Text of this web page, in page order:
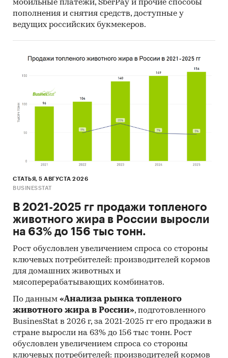
Потребительские цены по месяцам, 2021-
2025
месяцу, 2025
Максимальные, минимальные, средние
годах (max, min цена - среди цен по
Динамика средней цены по кварталам 2021-
общей инфляцией, 2021-2024
общей инфляцией за месяц. Данные за
актуальный месяц к предыдущему месяцу,
2021-2025
Инфляция на товар в ФО в сравнении с
общей инфляцией за год. Данные за
актуальный месяц к предыдущему году,
Цены на товар в регионах ФО. Указаны
регионы с максимальной и минимальной
ценой в актуальный период, а также
средняя цена, медианная цена.
мобильные платежи, SberPay и прочие способы
пополнения и снятия средств, доступные у
ведущих российских букмекеров.
СТАТЬЯ, 5 АВГУСТА 2026
BUSINESSTAT
В 2021-2025 гг продажи топленого
животного жира в России выросли
на 63% до 156 тыс тонн.
Рост обусловлен увеличением спроса со стороны
ключевых потребителей: производителей кормов
для домашних животных и
мясоперерабатывающих комбинатов.
По данным «Анализа рынка топленого
животного жира в России», подготовленного
BusinesStat в 2026 г, за 2021-2025 гг его продажи в
стране выросли на 63% до 156 тыс тонн. Рост
обусловлен увеличением спроса со стороны
ключевых потребителей: производителей кормов